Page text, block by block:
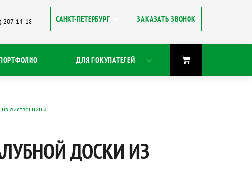
ЗАКАЗАТЬ ЗВОНОК
ДЛЯ ПОКУПАТЕЛЕЙ
207-14-18
лиственницы
ДОСКИ ИЗ